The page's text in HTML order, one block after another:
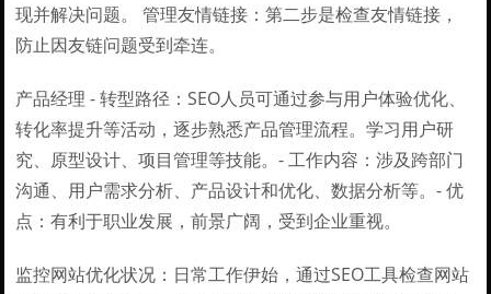
现并解决问题。 管理友情链接：第二步是检查友情链接，
防止因友链问题受到牵连。
产品经理 - 转型路径：SEO人员可通过参与用户体验优化、
转化率提升等活动，逐步熟悉产品管理流程。学习用户研
究、原型设计、项目管理等技能。- 工作内容：涉及跨部门
沟通、用户需求分析、产品设计和优化、数据分析等。- 优
点：有利于职业发展，前景广阔，受到企业重视。
监控网站优化状况：日常工作伊始，通过SEO工具检查网站